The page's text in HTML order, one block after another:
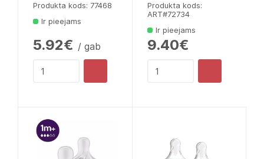
Produkta kods: 77468
Ir pieejams
5.92€ / gab
Produkta kods:
ART#72734
Ir pieejams
9.40€